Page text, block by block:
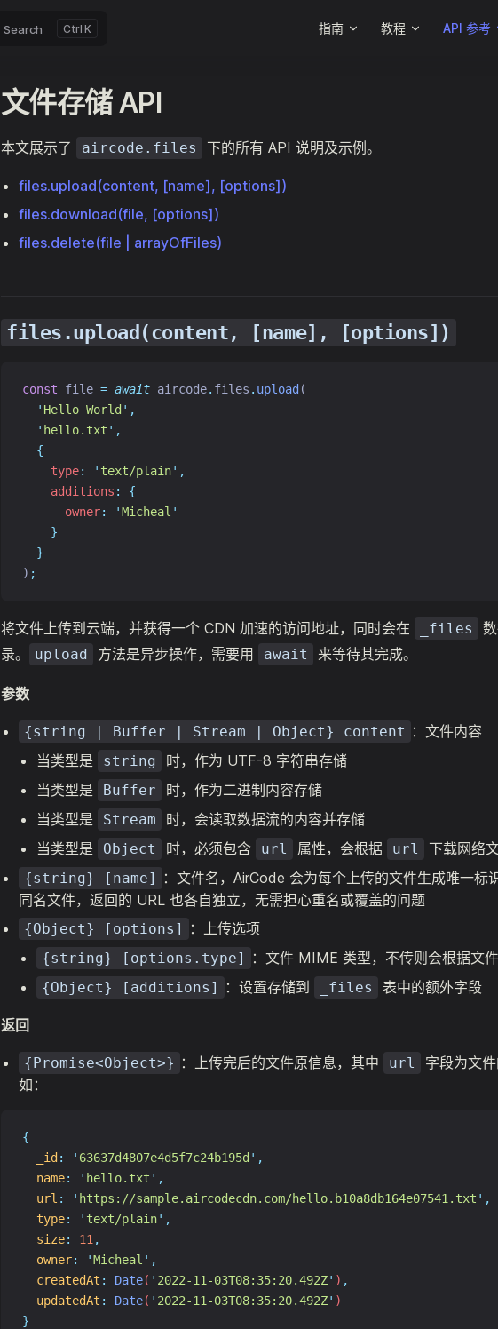
Search K 指南 教程 API 参考
文件存储 API
本文展示了 aircode.files 下的所有 API 说明及示例。
files.upload(content, [name], [options])
files.download(file, [options])
files.delete(file | arrayOfFiles)
files.upload(content, [name], [options])
const file = await aircode. files . upload (
' Hello World ' ,
' hello.txt ' ,
{
type: ' text/plain' ,
additions :
{
owner: 'Micheal '
}
}
) ;
将文件上传到云端，并获得一个 CDN 加速的访问地址，同时会在 _files
录。
upload 方法是异步操作，需要用 await 来等待其完成。
参数
{string | Buffer | Stream | Object} content ：文件内容
当类型是
string
时，作为 UTF-8 字符串存储
当类型是
Buffer
时，作为二进制内容存储
当类型是
Stream
时，会读取数据流的内容并存储
当类型是
Object 时，必须包含 url 属性，会根据 url 下载网络
{string} [name]
：文件名，AirCode 会为每个上传的文件生成唯一标
同名文件，返回的 URL 也各自独立，无需担心重名或覆盖的问题
{Object} [options] ：上传选项
{string} [options.type] ：文件 MIME 类型，不传则会根据文
{Object} [additions] ：设置存储到 _files 表中的额外字段
返回
{Promise<Object>} ：上传完后的文件原信息，其中 url
字段为文
如：
{
_id : ' 63637d4807e4d5f7c24b195d ' ,
name: ' hello.txt ' ,
url : ' https://sample.aircodecdn.com/hello.b10a8db164e07541.txt ' ,
type: ' text/plain' ,
size: 11 ,
owner: 'Micheal ' ,
createdAt : Date( ' 2022-11-03T08:35:20.492Z' ) ,
updatedAt : Date( ' 2022-11-03T08:35:20.492Z' )
}